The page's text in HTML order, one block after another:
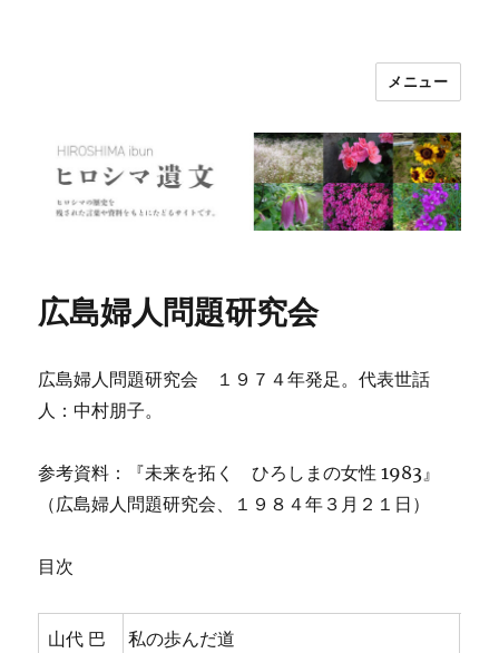
メニュー
広島婦人問題研究会
広島婦人問題研究会 １９７４年発足。代表世話
人：中村朋子。
参考資料：『未来を拓く ひろしまの女性 1983』
（広島婦人問題研究会、１９８４年３月２１日）
目次
山代 巴 私の歩んだ道